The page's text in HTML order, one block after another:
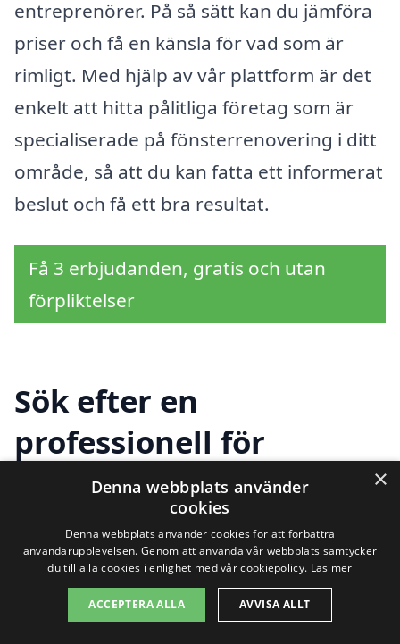
entreprenörer. På så sätt kan du jämföra
priser och få en känsla för vad som är
rimligt. Med hjälp av vår plattform är det
enkelt att hitta pålitliga företag som är
specialiserade på fönsterrenovering i ditt
område, så att du kan fatta ett informerat
beslut och få ett bra resultat.
Få 3 erbjudanden, gratis och utan
förpliktelser
Sök efter en
professionell för
renovera fönster i
andra städer nära
Kungälv
×
Denna webbplats använder
cookies
Denna webbplats använder cookies för att förbättra
användarupplevelsen. Genom att använda vår webbplats samtycker
du till alla cookies i enlighet med vår cookiepolicy. Läs mer
ACCEPTERA ALLA AVVISA ALLT